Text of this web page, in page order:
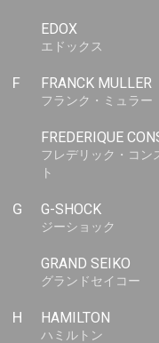
EDOX
エドックス
F FRANCK MULLER
フランク・ミュラー
FREDERIQUE
フレデリック・コン
ト
G G-SHOCK
ジーショック
GRAND SEIKO
グランドセイコー
H HAMILTON
ハミルトン